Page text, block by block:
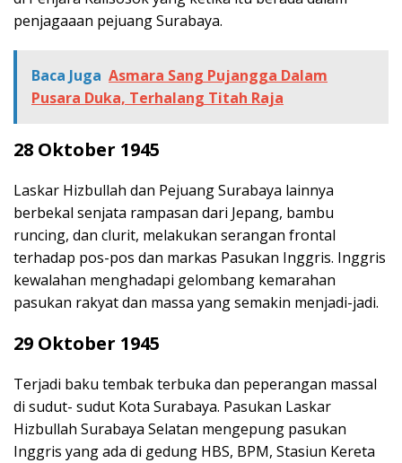
penjagaaan pejuang Surabaya.
Baca Juga Asmara Sang Pujangga Dalam
Pusara Duka, Terhalang Titah Raja
28 Oktober 1945
Laskar Hizbullah dan Pejuang Surabaya lainnya
berbekal senjata rampasan dari Jepang, bambu
runcing, dan clurit, melakukan serangan frontal
terhadap pos-pos dan markas Pasukan Inggris. Inggris
kewalahan menghadapi gelombang kemarahan
pasukan rakyat dan massa yang semakin menjadi-jadi.
29 Oktober 1945
Terjadi baku tembak terbuka dan peperangan massal
di sudut- sudut Kota Surabaya. Pasukan Laskar
Hizbullah Surabaya Selatan mengepung pasukan
Inggris yang ada di gedung HBS, BPM, Stasiun Kereta